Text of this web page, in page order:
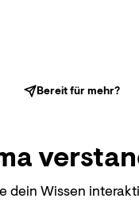
Bereit für mehr?
dein Wissen